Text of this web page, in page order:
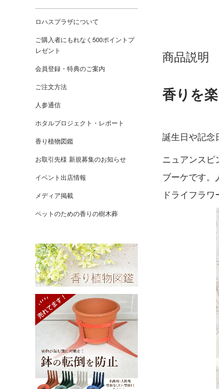
商品説明
香りを
誕生日や記念
ニュアンスピ
ブーケです。
ドライフラ
ロハスプラザについて
ご購入者にもれなく500ポイントプ
レゼント
会員登録・特典のご案内
ご注文方法
人参通信
ホタルプロジェクト・レポート
香り植物図鑑
お取引先様 新規募集のお知らせ
イベント出店情報
メディア掲載
ペットのための香りの樹木葬